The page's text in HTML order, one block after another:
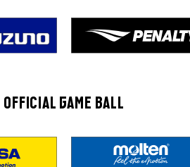
OFFICIAL GAME BALL